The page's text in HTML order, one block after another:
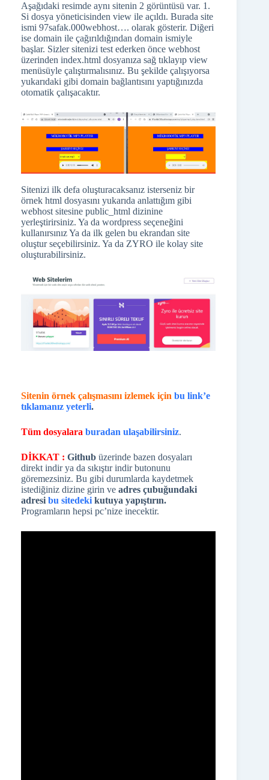
Aşağıdaki resimde aynı sitenin 2 görüntüsü var. 1.
Si dosya yöneticisinden view ile açıldı. Burada site
ismi 97safak.000webhost…. olarak gösterir. Diğeri
ise domain ile çağırıldığından domain ismiyle
başlar. Sizler sitenizi test ederken önce webhost
üzerinden index.html dosyanıza sağ tıklayıp view
menüsüyle çalıştırmalısınız. Bu şekilde çalışıyorsa
yukarıdaki gibi domain bağlantısını yaptığınızda
otomatik çalışacaktır.
Sitenizi ilk defa oluşturacaksanız isterseniz bir
örnek html dosyasını yukarıda anlattığım gibi
webhost sitesine public_html dizinine
yerleştirirsiniz. Ya da wordpress seçeneğini
kullanırsınız Ya da ilk gelen bu ekrandan site
oluştur seçebilirsiniz. Ya da ZYRO ile kolay site
oluşturabilirsiniz.
Sitenin örnek çalışmasını izlemek için bu link’e
tıklamanız yeterli.
Tüm dosyalara buradan ulaşabilirsiniz.
DİKKAT : Github üzerinde bazen dosyaları
direkt indir ya da sıkıştır indir butonunu
göremezsiniz. Bu gibi durumlarda kaydetmek
istediğiniz dizine girin ve adres çubuğundaki
adresi bu sitedeki kutuya yapıştırın.
Programların hepsi pc’nize inecektir.